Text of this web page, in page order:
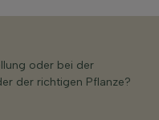
oder bei der
der richtigen Pflanze?